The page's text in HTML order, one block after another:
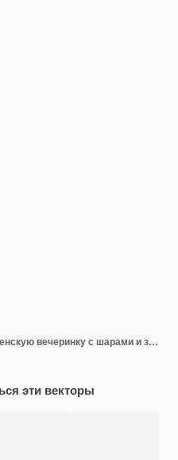
Приглашение на рождественскую вечеринку с шарами и золотыми снежинками
эти векторы